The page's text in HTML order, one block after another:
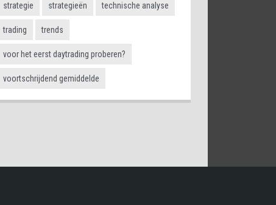
strategie strategieën technische analyse
trading trends
voor het eerst daytrading proberen?
voortschrijdend gemiddelde